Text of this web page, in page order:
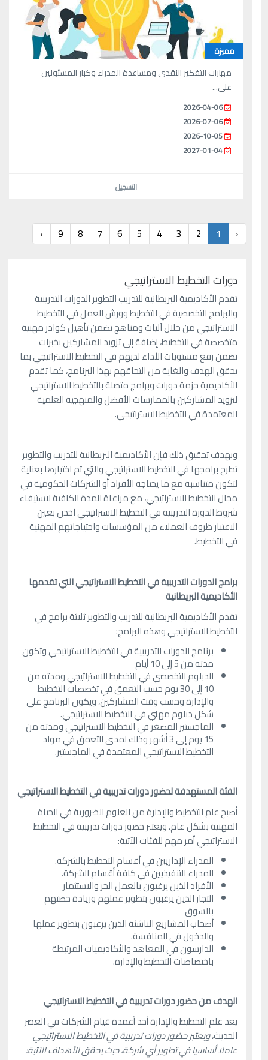
مميزة
‫‫مهارات التفكير النقدي ومساعدة المدراء وكبار المسئولين
على...
2026-04-06
2026-07-06
2026-10-05
2027-01-04
التسجيل
‹
1
2
3
4
5
6
7
8
9
›
دورات التخطيط الاستراتيجي
تقدم الأكاديمية البريطانية للتدريب التطوير الدورات التدريبية
والبرامج التخصصية في التخطيط وورش العمل في التخطيط
الاستراتيجي من خلال آليات ومناهج تضمن تأهيل كوادر مهنية
متخصصة في التخطيط، إضافة إلى تزويد المشاركين بخبرات
تضمن رفع مستويات الأداء لديهم في التخطيط الاستراتيجي بما
يحقق الهدف والغاية من التحاقهم بهذا البرنامج، كما تقدم
الأكاديمية حزمة دورات وبرامج متصلة بالتخطيط الاستراتيجي
لتزويد المشاركين بالممارسات الأفضل والمنهجية العلمية
المعتمدة في التخطيط الاستراتيجي.
وبهدف تحقيق ذلك فإن الأكاديمية البريطانية للتدريب والتطوير
تطرح برامجها في التخطيط الاستراتيجي والتي تم اختيارها بعناية
لتكون متناسبة مع ما يحتاجه الأفراد أو الشركات الحكومية في
مجال التخطيط الاستراتيجي، مع مراعاة المدة الكافية لاستيفاء
شروط الدورة التدريبية في التخطيط الاستراتيجي آخذن بعين
الاعتبار ظروف العملاء من المؤسسات واحتياجاتهم المهنية
في التخطيط.
برامج الدورات التدريبية في التخطيط الاستراتيجي التي تقدمها
الأكاديمية البريطانية
تقدم الأكاديمية البريطانية للتدريب والتطوير ثلاثة برامج في
التخطيط الاستراتيجي وهذه البرامج:
برنامج الدورات التدريبية في التخطيط الاستراتيجي وتكون
مدته من 5 إلى 10 أيام
الدبلوم التخصصي في التخطيط الاستراتيجي ومدته من
10 إلى 30 يوم حسب التعمق في تخصصات التخطيط
والإدارة وحسب وقت المشاركين، ويكون البرنامج على
شكل دبلوم مهني في التخطيط الاستراتيجي.
الماجستير المصغر في التخطيط الاستراتيجي ومدته من
15 يوم إلى 3 أشهر وذلك لمدى التعمق في مواد
التخطيط الاستراتيجي المعتمدة في الماجستير.
الفئة المستهدفة لحضور دورات تدريبية في التخطيط الاستراتيجي
أصبح علم التخطيط والإدارة من العلوم الضرورية في الحياة
المهنية بشكل عام، ويعتبر حضور دورات تدريبية في التخطيط
الاستراتيجي أمر مهم للفئات الآتية:
المدراء الإداريين في أقسام التخطيط بالشركة.
المدراء التنفيذيين في كافة أقسام الشركة.
الأفراد الذين يرغبون بالعمل الحر والاستثمار
التجار الذين يرغبون بتطوير عملهم وزيادة حصتهم
بالسوق
أصحاب المشاريع الناشئة الذين يرغبون بتطوير عملها
والدخول في المنافسة.
الدارسون في المعاهد والأكاديميات المرتبطة
باختصاصات التخطيط والإدارة.
الهدف من حضور دورات تدريبية في التخطيط الاستراتيجي
يعد علم التخطيط والإدارة أحد أعمدة قيام الشركات في العصر
الحديث،ويعتبر حضور دورات تدريبية في التخطيط الاستراتيجي
عاملا أساسيا في تطوير أي شركة، حيث يحقق الأهداف الآتية: